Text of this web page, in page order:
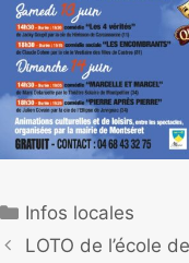
Infos locales
LOTO de l’école